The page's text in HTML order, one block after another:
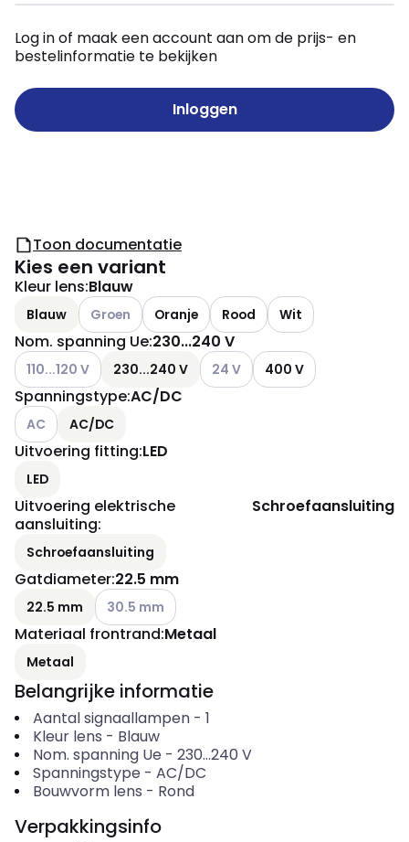
Log in of maak een account aan om de prijs- en
bestelinformatie te bekijken
Inloggen
Toon documentatie
Kies een variant
Kleur lens:Blauw
Blauw Andere varianten (Huidige combinatie niet
Groen Oranje Rood Wit
Nom. spanning Ue:230...240 V
Andere varianten (Huidige combinatie niet mogelijk)
110...120 V 230...240 V Andere varianten (Huidige
24 V 400 V
Spanningstype:AC/DC
Andere varianten (Huidige combinatie niet mogelijk)
AC AC/DC
Uitvoering fitting:LED
LED
Uitvoering elektrische
aansluiting:
Schroefaansluiting
Schroefaansluiting
Gatdiameter:22.5 mm
22.5 mm Andere varianten (Huidige combinatie niet
30.5 mm
Materiaal frontrand:Metaal
Metaal
Belangrijke informatie
Aantal signaallampen- 1
Kleur lens - Blauw
Nom. spanning Ue - 230...240 V
Spanningstype - AC/DC
Bouwvorm lens - Rond
Verpakkingsinfo